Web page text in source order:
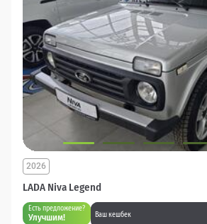
LADA Niva Legend
2026
Есть предложение?
Улучшим! Ваш кешбек